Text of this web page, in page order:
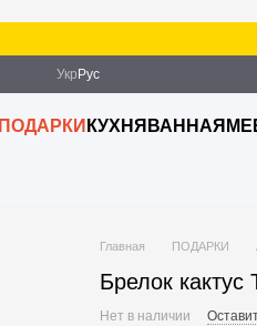
Укр Рус
ПОДАРКИ КУХНЯ ВАННАЯ
Главная ПОДАРКИ
Брелок кактус
Нет в наличии